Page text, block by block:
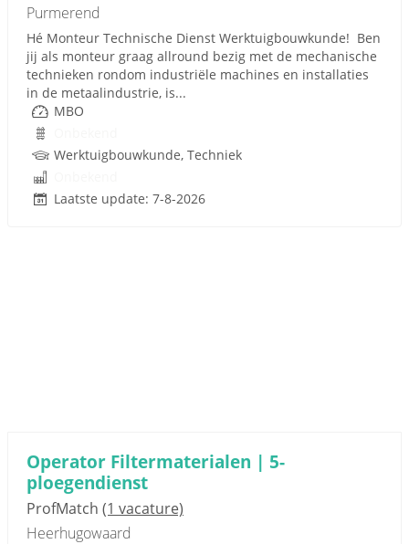
Purmerend
Hé Monteur Technische Dienst Werktuigbouwkunde! Ben
jij als monteur graag allround bezig met de mechanische
technieken rondom industriële machines en installaties
in de metaalindustrie, is...
MBO
Werktuigbouwkunde, Techniek
Laatste update: 7-8-2026
Operator Filtermaterialen | 5-
ploegendienst
ProfMatch (1 vacature)
Heerhugowaard